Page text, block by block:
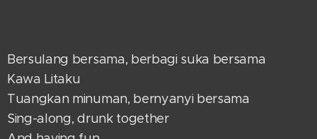
Bersulang bersama, berbagi suka bersama
Kawa Litaku
Tuangkan minuman, bernyanyi bersama
Sing-along, drunk together